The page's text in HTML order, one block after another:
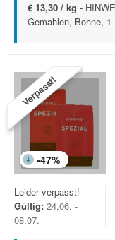
€ 13,30 / kg -
Gemahlen, Bohne,
Verpasst!
-47%
Leider verpasst!
Gültig: 24.06. -
08.07.